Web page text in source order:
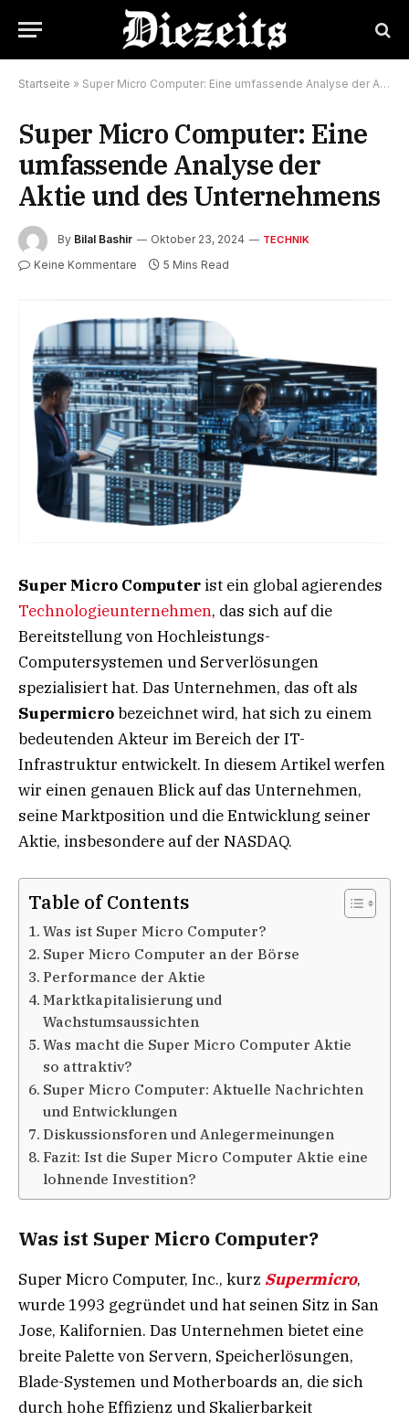
Startseite » Super Micro Computer: Eine umfassende Analyse der Aktie und des Unternehmens
Super Micro Computer: Eine
umfassende Analyse der
Aktie und des Unternehmens
By Bilal Bashir Oktober 23, 2024 TECHNIK
Keine Kommentare 5 Mins Read
Super Micro Computer ist ein global agierendes
Technologieunternehmen, das sich auf die
Bereitstellung von Hochleistungs-
Computersystemen und Serverlösungen
spezialisiert hat. Das Unternehmen, das oft als
Supermicrobezeichnet wird, hat sich zu einem
bedeutenden Akteur im Bereich der IT-
Infrastruktur entwickelt. In diesem Artikel werfen
wir einen genauen Blick auf das Unternehmen,
seine Marktposition und die Entwicklung seiner
Aktie, insbesondere auf der NASDAQ.
Table of Contents
Was ist Super Micro Computer?
Super Micro Computer an der Börse
Performance der Aktie
Marktkapitalisierung und
Wachstumsaussichten
Was macht die Super Micro Computer Aktie
so attraktiv?
Super Micro Computer: Aktuelle Nachrichten
und Entwicklungen
Diskussionsforen und Anlegermeinungen
Fazit: Ist die Super Micro Computer Aktie eine
lohnende Investition?
Was ist Super Micro Computer?
Super Micro Computer, Inc., kurz Supermicro,
wurde 1993 gegründet und hat seinen Sitz in San
Jose, Kalifornien. Das Unternehmen bietet eine
breite Palette von Servern, Speicherlösungen,
Blade-Systemen und Motherboards an, die sich
durch hohe Effizienz und Skalierbarkeit